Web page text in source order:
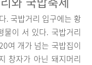
. 국밥거리 입구에는 황
물이 서 있다. 국밥거리
여 개가 넘는 국밥집이
창자가 아닌 돼지머리